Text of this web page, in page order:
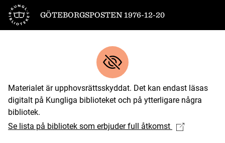
Till startsidan
GÖTEBORGSPOSTEN 1976-12-20
Materialet är upphovsrättsskyddat. Det kan endast läsas
digitalt på Kungliga biblioteket och på ytterligare några
bibliotek.
Se lista på bibliotek som erbjuder full åtkomst